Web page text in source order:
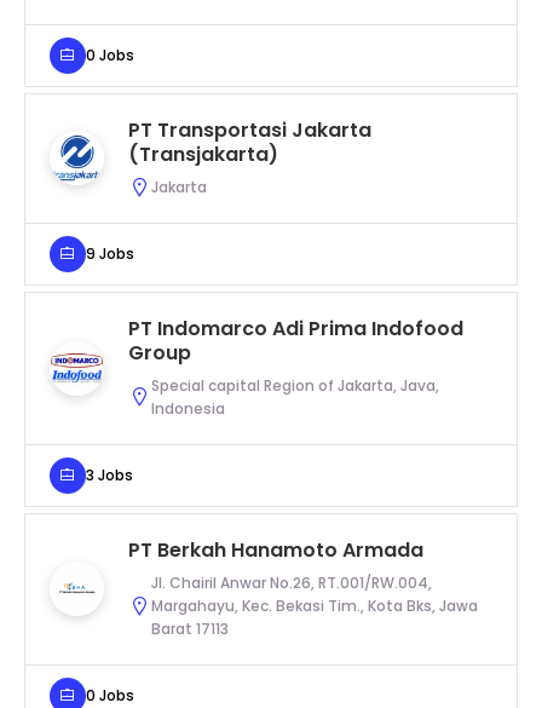
0 Jobs
PT Transportasi Jakarta
(Transjakarta)
Jakarta
9 Jobs
PT Indomarco Adi Prima Indofood
Group
Special capital Region of Jakarta, Java,
Indonesia
3 Jobs
PT Berkah Hanamoto Armada
Jl. Chairil Anwar No.26, RT.001/RW.004,
Margahayu, Kec. Bekasi Tim., Kota Bks, Jawa
Barat 17113
0 Jobs